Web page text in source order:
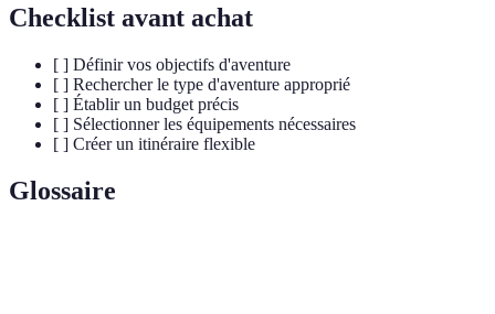
Checklist avant achat
[ ] Définir vos objectifs d'aventure
[ ] Rechercher le type d'aventure approprié
[ ] Établir un budget précis
[ ] Sélectionner les équipements nécessaires
[ ] Créer un itinéraire flexible
Glossaire